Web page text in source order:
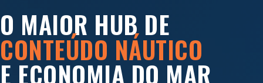
O MAIOR HUB DE
CONTEÚDO NÁUTICO
E ECONOMIA DO MAR